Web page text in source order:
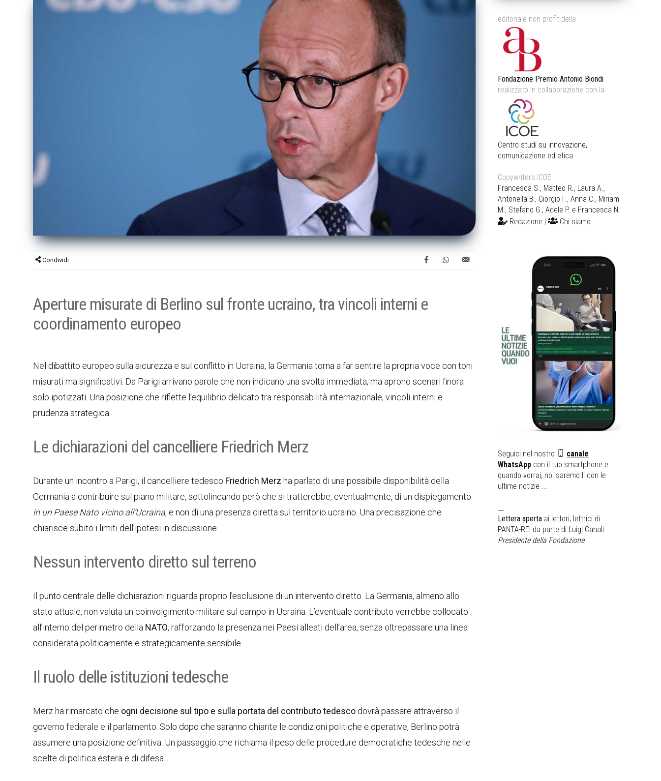
Condividi
Aperture misurate di Berlino sul fronte ucraino, tra vincoli interni e
coordinamento europeo
Nel dibattito europeo sulla sicurezza e sul conflitto in Ucraina, la Germania torna a far sentire la propria voce con toni
misurati ma significativi. Da Parigi arrivano parole che non indicano una svolta immediata, ma aprono scenari finora
solo ipotizzati. Una posizione che riflette l’equilibrio delicato tra responsabilità internazionale, vincoli interni e
prudenza strategica.
Le dichiarazioni del cancelliere Friedrich Merz
Durante un incontro a Parigi, il cancelliere tedesco Friedrich Merz ha parlato di una possibile disponibilità della
Germania a contribuire sul piano militare, sottolineando però che si tratterebbe, eventualmente, di un dispiegamento
in un Paese Nato vicino all’Ucraina, e non di una presenza diretta sul territorio ucraino. Una precisazione che
chiarisce subito i limiti dell’ipotesi in discussione.
Nessun intervento diretto sul terreno
Il punto centrale delle dichiarazioni riguarda proprio l’esclusione di un intervento diretto. La Germania, almeno allo
stato attuale, non valuta un coinvolgimento militare sul campo in Ucraina. L’eventuale contributo verrebbe collocato
all’interno del perimetro della NATO, rafforzando la presenza nei Paesi alleati dell’area, senza oltrepassare una linea
considerata politicamente e strategicamente sensibile.
Il ruolo delle istituzioni tedesche
Merz ha rimarcato che ogni decisione sul tipo e sulla portata del contributo tedesco dovrà passare attraverso il
governo federale e il parlamento. Solo dopo che saranno chiarite le condizioni politiche e operative, Berlino potrà
assumere una posizione definitiva. Un passaggio che richiama il peso delle procedure democratiche tedesche nelle
scelte di politica estera e di difesa.
editoriale non-profit della
Fondazione Premio Antonio Biondi
realizzato in collaborazione con la
Centro studi su innovazione,
comunicazione ed etica.
Copywriters ICOE
Francesca S., Matteo R., Laura A.,
Antonella B., Giorgio F., Anna C., Miriam
M., Stefano G., Adele P. e Francesca N.
Redazione
Chi siamo
Seguici nel nostro
canale
WhatsAppcon il tuo smartphone e
quando vorrai, noi saremo li con le
ultime notizie ...
Lettera apertaai lettori, lettrici di
PANTA-REI da parte di Luigi Canali
Presidente della Fondazione